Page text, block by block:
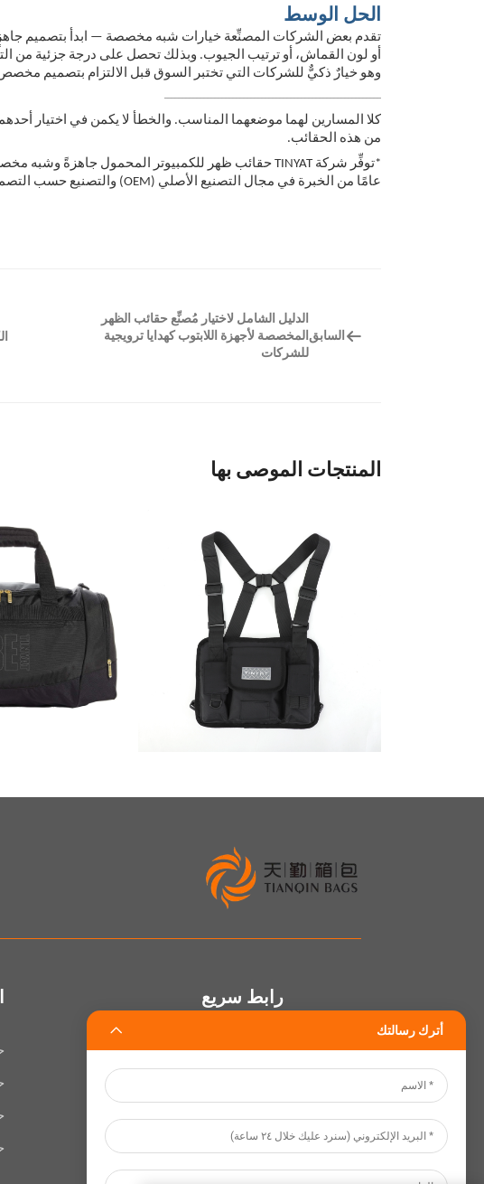
الحل الوسط
تقدم بعض الشركات المصنِّعة خيارات شبه مخصصة — ابدأ بتصميم
أو لون القماش، أو ترتيب الجيوب. وبذلك تحصل على درجة جزئية من
وهو خيارٌ ذكيٌّ للشركات التي تختبر السوق قبل الالتزام بتصميم
────────────────────────────────────────────────────────────
كلا المسارين لهما موضعهما المناسب. والخطأ لا يكمن في اختيار
من هذه الحقائب.
عامًا من الخبرة في مجال التصنيع الأصلي (OEM) والتصنيع حسب التصميم (ODM). اتصل بنا للعثور على الخيار الأنسب لشركتك.*
السابق
الدليل الشامل لاختيار مُصنِّع حقائب الظهر
المخصصة لأجهزة اللابتوب كهدايا ترويجية
للشركات
المنتجات الموصى بها
رابط سريع
الصفحة الرئيسية
المنتجات
أترك رسالتك